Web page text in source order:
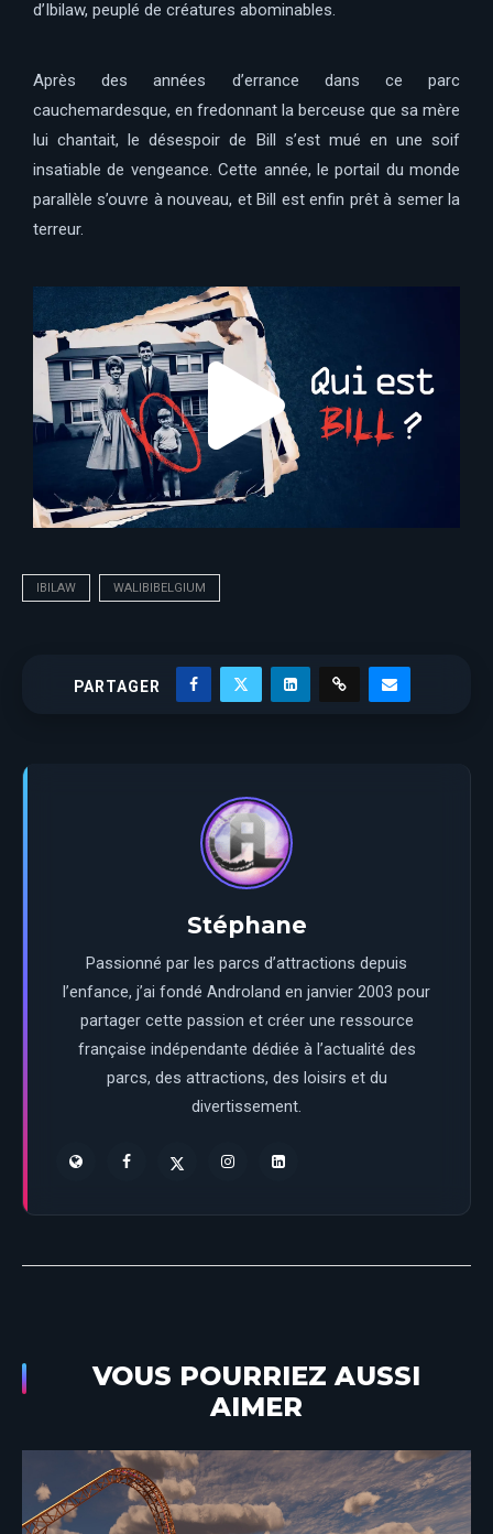
d’Ibilaw, peuplé de créatures abominables.
Après des années d’errance dans ce parc
cauchemardesque, en fredonnant la berceuse que sa mère
lui chantait, le désespoir de Bill s’est mué en une soif
insatiable de vengeance. Cette année, le portail du monde
parallèle s’ouvre à nouveau, et Bill est enfin prêt à semer la
terreur.
IBILAW WALIBIBELGIUM
PARTAGER
Stéphane
Passionné par les parcs d’attractions depuis
l’enfance, j’ai fondé Androland en janvier 2003 pour
partager cette passion et créer une ressource
française indépendante dédiée à l’actualité des
parcs, des attractions, des loisirs et du
divertissement.
VOUS POURRIEZ AUSSI
AIMER